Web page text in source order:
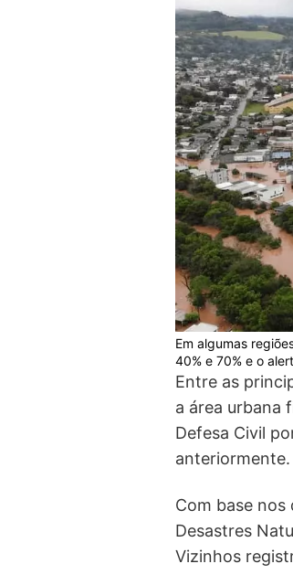
Em algumas
40% e 70% e o
Entre as
a área urbana
Defesa Civil
anteriormente.
Com base
Desastres
Vizinhos